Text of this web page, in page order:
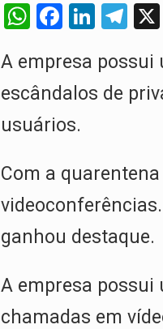
W
at
s
A
p
F
ce
b
o
k
Li
ke
dI
T
e
gr
A empresa possui
escândalos de
usuários.
Com a
ganhou destaque.
A empresa
chamadas em